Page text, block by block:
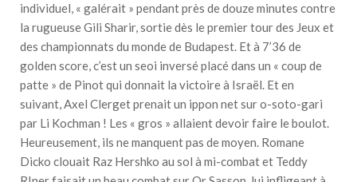
individuel, « galérait » pendant près de douze minutes contre
la rugueuse Gili Sharir, sortie dès le premier tour des Jeux et
des championnats du monde de Budapest. Et à 7’36 de
golden score, c’est un seoi inversé placé dans un « coup de
patte » de Pinot qui donnait la victoire à Israël. Et en
suivant, Axel Clerget prenait un ippon net sur o-soto-gari
par Li Kochman ! Les « gros » allaient devoir faire le boulot.
Heureusement, ils ne manquent pas de moyen. Romane
Dicko clouait Raz Hershko au sol à mi-combat et Teddy